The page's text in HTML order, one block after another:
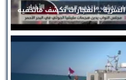
.. انفجارات تكشف ماتخفيه